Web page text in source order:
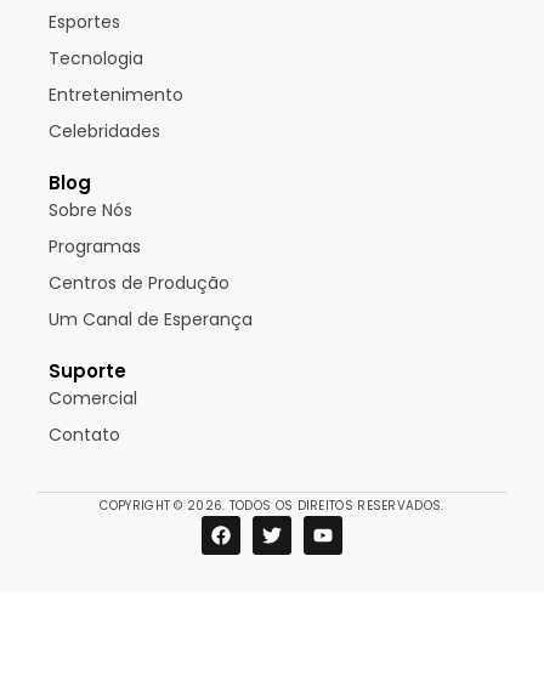
Esportes
Tecnologia
Entretenimento
Celebridades
Blog
Sobre Nós
Programas
Centros de Produção
Um Canal de Esperança
Suporte
Comercial
Contato
COPYRIGHT © 2026. TODOS OS DIREITOS RESERVADOS.